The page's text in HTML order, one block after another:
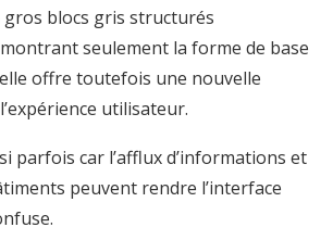
blocs gris structurés
seulement la forme de base
offre toutefois une nouvelle
utilisateur.
parfois car l’afflux d’informations et
peuvent rendre l’interface